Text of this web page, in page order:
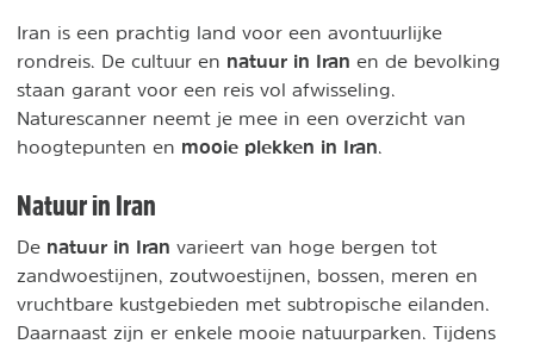
Iran is een prachtig land voor een avontuurlijke
rondreis. De cultuur en natuur in Iran en de bevolking
staan garant voor een reis vol afwisseling.
Naturescanner neemt je mee in een overzicht van
hoogtepunten en mooie plekken in Iran
Natuur in Iran
De natuur in Iran varieert van hoge bergen tot
zandwoestijnen, zoutwoestijnen, bossen, meren en
vruchtbare kustgebieden met subtropische eilanden.
Daarnaast zijn er enkele mooie natuurparken. Tijdens